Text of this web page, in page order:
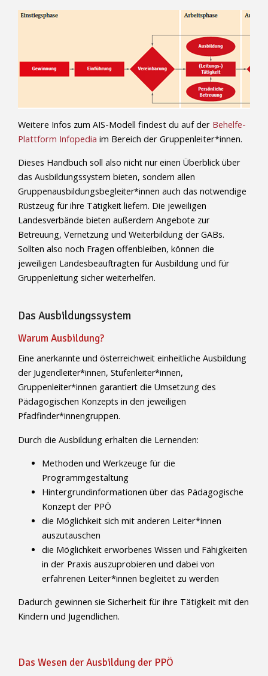
Weitere Infos zum AIS-Modell findest du auf der Behelfe-
Plattform Infopedia im Bereich der Gruppenleiter*innen.
Dieses Handbuch soll also nicht nur einen Überblick über
das Ausbildungssystem bieten, sondern allen
Gruppenausbildungsbegleiter*innen auch das notwendige
Rüstzeug für ihre Tätigkeit liefern. Die jeweiligen
Landesverbände bieten außerdem Angebote zur
Betreuung, Vernetzung und Weiterbildung der GABs.
Sollten also noch Fragen offenbleiben, können die
jeweiligen Landesbeauftragten für Ausbildung und für
Gruppenleitung sicher weiterhelfen.
Das Ausbildungssystem
Warum Ausbildung?
Eine anerkannte und österreichweit einheitliche Ausbildung
der Jugendleiter*innen, Stufenleiter*innen,
Gruppenleiter*innen garantiert die Umsetzung des
Pädagogischen Konzepts in den jeweiligen
Pfadfinder*innengruppen.
Durch die Ausbildung erhalten die Lernenden:
Methoden und Werkzeuge für die
Programmgestaltung
Hintergrundinformationen über das Pädagogische
Konzept der PPÖ
die Möglichkeit sich mit anderen Leiter*innen
auszutauschen
die Möglichkeit erworbenes Wissen und Fähigkeiten
in der Praxis auszuprobieren und dabei von
erfahrenen Leiter*innen begleitet zu werden
Dadurch gewinnen sie Sicherheit für ihre Tätigkeit mit den
Kindern und Jugendlichen.
Das Wesen der Ausbildung der PPÖ